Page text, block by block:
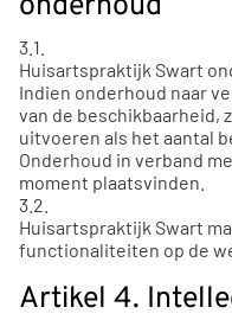
3.1.
Huisartspraktijk Swart
Indien onderhoud naar
van de beschikbaarheid,
uitvoeren als het aantal
Onderhoud in verband
moment plaatsvinden.
3.2.
Huisartspraktijk Swart
functionaliteiten op de
Artikel 4.